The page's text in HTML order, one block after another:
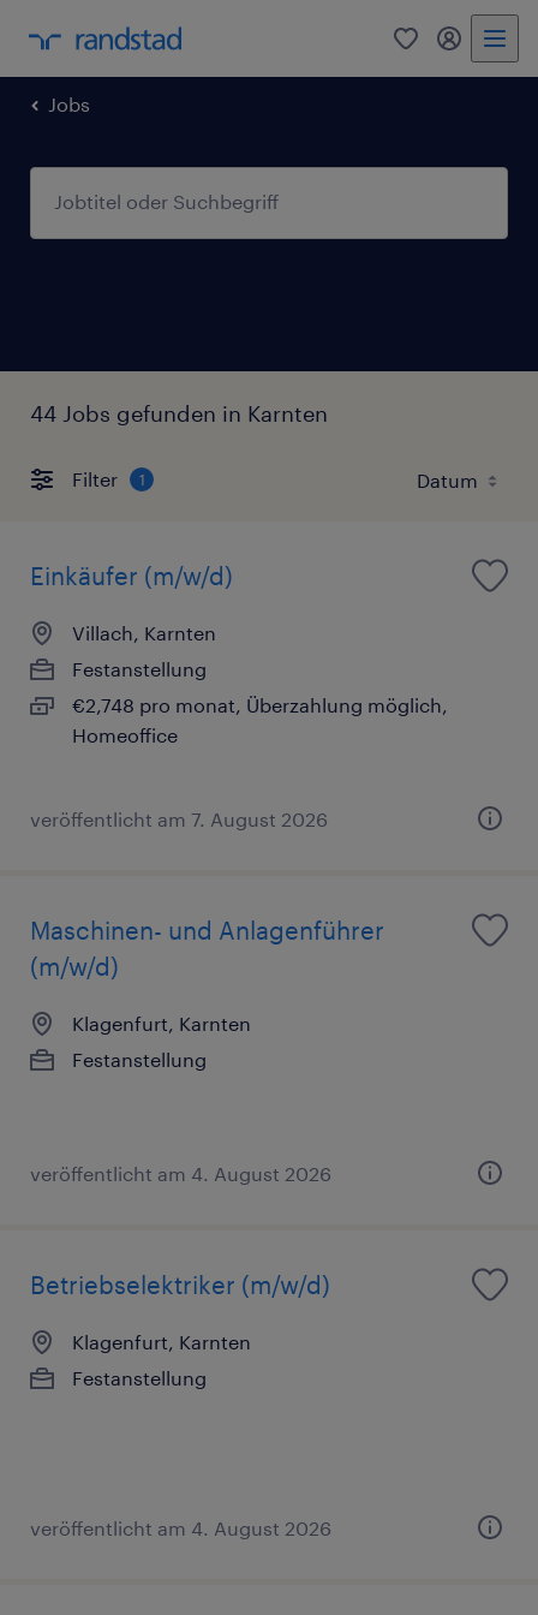
0 Mein
Jobs
44 Jobs gefunden in Karnten
Filter 1
Einkäufer (m/w/d)
Villach, Karnten
Festanstellung
€2,748 pro monat, Überzahlung möglich,
Homeoffice
veröffentlicht am 7. August 2026
Maschinen- und Anlagenführer
(m/w/d)
Klagenfurt, Karnten
Festanstellung
veröffentlicht am 4. August 2026
Betriebselektriker (m/w/d)
Klagenfurt, Karnten
Festanstellung
veröffentlicht am 4. August 2026